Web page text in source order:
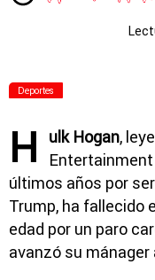
Deportes
H ulk Hogan,
Entertainment
últimos años por
Trump, ha fallecido
edad por un paro
avanzó su mánager